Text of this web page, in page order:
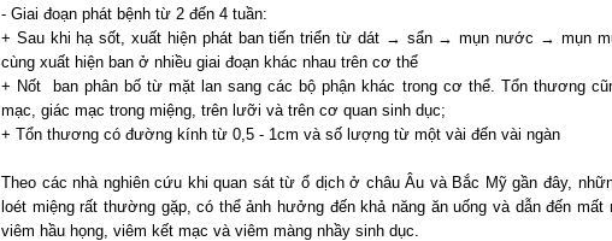
- Giai đoạn phát bệnh từ 2 đến 4 tuần:
+ Sau khi hạ sốt, xuất hiện phát ban tiến triển từ dát → sẩn → mụn nước → mụn
cùng xuất hiện ban ở nhiều giai đoạn khác nhau trên cơ thể
+ Nốt ban phân bố từ mặt lan sang các bộ phận khác trong cơ thể. Tổn thương
mạc, giác mạc trong miệng, trên lưỡi và trên cơ quan sinh dục;
+ Tổn thương có đường kính từ 0,5 - 1cm và số lượng từ một vài đến vài ngàn
Theo các nhà nghiên cứu khi quan sát từ ổ dịch ở châu Âu và Bắc Mỹ gần đây,
loét miệng rất thường gặp, có thể ảnh hưởng đến khả năng ăn uống và dẫn đến
viêm hầu họng, viêm kết mạc và viêm màng nhầy sinh dục.